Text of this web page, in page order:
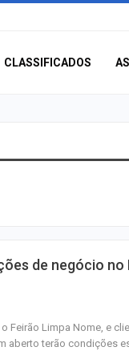
CLASSIFICADOS
de negócio no
Feirão Limpa Nome, e
aberto terão condições
Polícia
Câmara
abre
realiza